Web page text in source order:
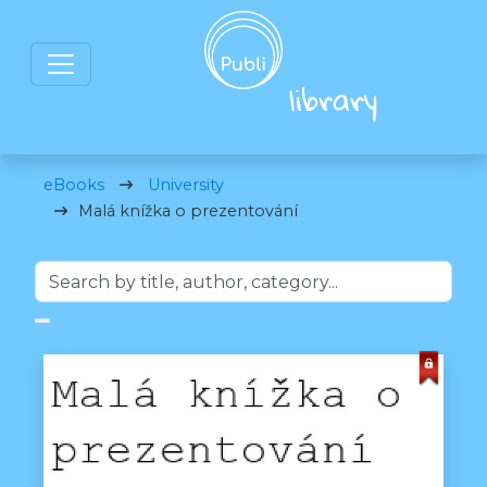
eBooks
University
Malá knížka o prezentování